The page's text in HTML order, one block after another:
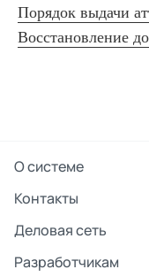
Порядок выдачи
Восстановление
О системе
Контакты
Деловая сеть
Разработчикам